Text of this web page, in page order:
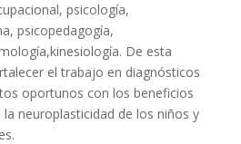
psicología,
psicopedagogía,
De esta
el trabajo en diagnósticos
oportunos con los beneficios
neuroplasticidad de los niños y